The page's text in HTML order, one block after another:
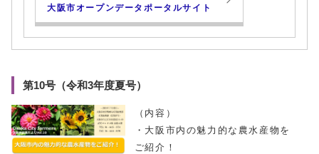
大阪市オープンデータポータルサイト
第10号（令和3年度夏号）
（内容）
・大阪市内の魅力的な農水産物を
ご紹介！